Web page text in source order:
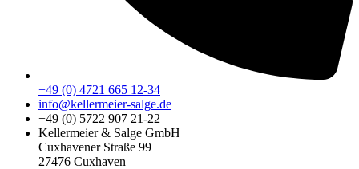
+49 (0) 4721 665 12-34
info@kellermeier-salge.de
+49 (0) 5722 907 21-22
Kellermeier & Salge GmbH
Cuxhavener Straße 99
27476 Cuxhaven